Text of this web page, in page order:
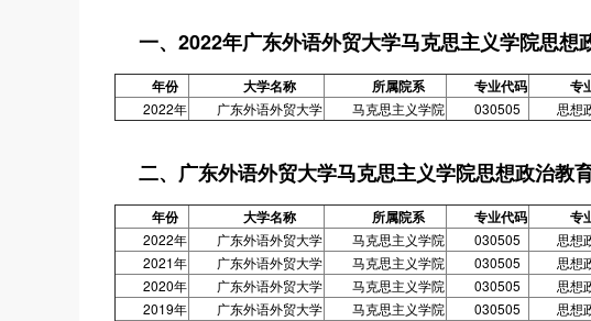
一、2022年广东外语外贸大学马克思主义学院思想
年份 大学名称 所属院系 专业代码 专
2022年 广东外语外贸大学 马克思主义学院 030505 思想
二、广东外语外贸大学马克思主义学院思想政治教
年份 大学名称 所属院系 专业代码 专
2022年 广东外语外贸大学 马克思主义学院 030505 思想
2021年
广东外语外贸大学 马克思主义学院 030505 思想
2020年
广东外语外贸大学 马克思主义学院 030505 思想
2019年
广东外语外贸大学 马克思主义学院 030505 思想